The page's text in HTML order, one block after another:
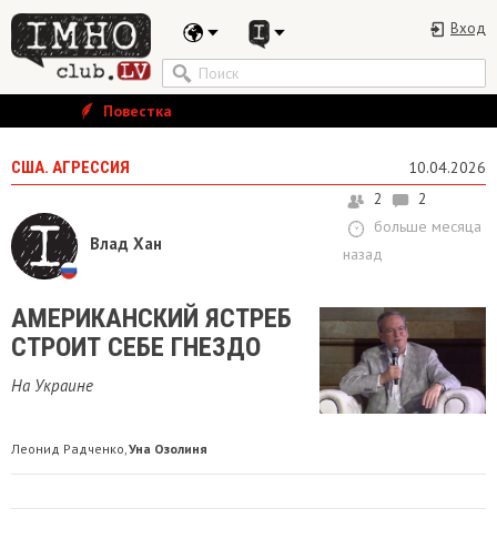
Вход
Повестка
США. АГРЕССИЯ 10.04.2026
Влад Хан
2
2
больше месяца
назад
АМЕРИКАНСКИЙ ЯСТРЕБ
СТРОИТ СЕБЕ ГНЕЗДО
На Украине
Леонид Радченко,Уна Озолиня